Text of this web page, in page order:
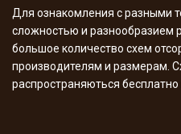
Для ознакомления с разными
сложностью и разнообразием
большое количество схем
производителям и размерам.
распространяються